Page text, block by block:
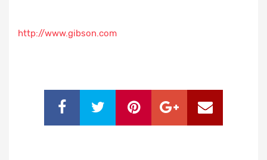
http://www.gibson.com